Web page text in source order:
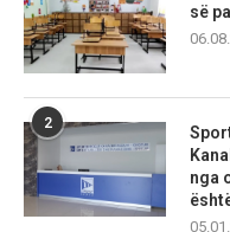
së
2
nga